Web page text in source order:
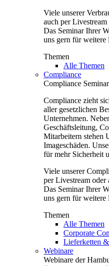
Viele unserer
auch per
Das Seminar Ihrer
uns gern für weitere
Themen
Alle Themen
Compliance
Compliance
Compliance zieht
aller gesetzlichen
Unternehmen.
Geschäftsleitung,
Mitarbeitern stehen
Imageschäden.
für mehr Sicherheit
Viele unserer
per Livestream
Das Seminar Ihrer
uns gern für weitere
Themen
Alle Themen
Corporate
Lieferketten
Webinare
Webinare der